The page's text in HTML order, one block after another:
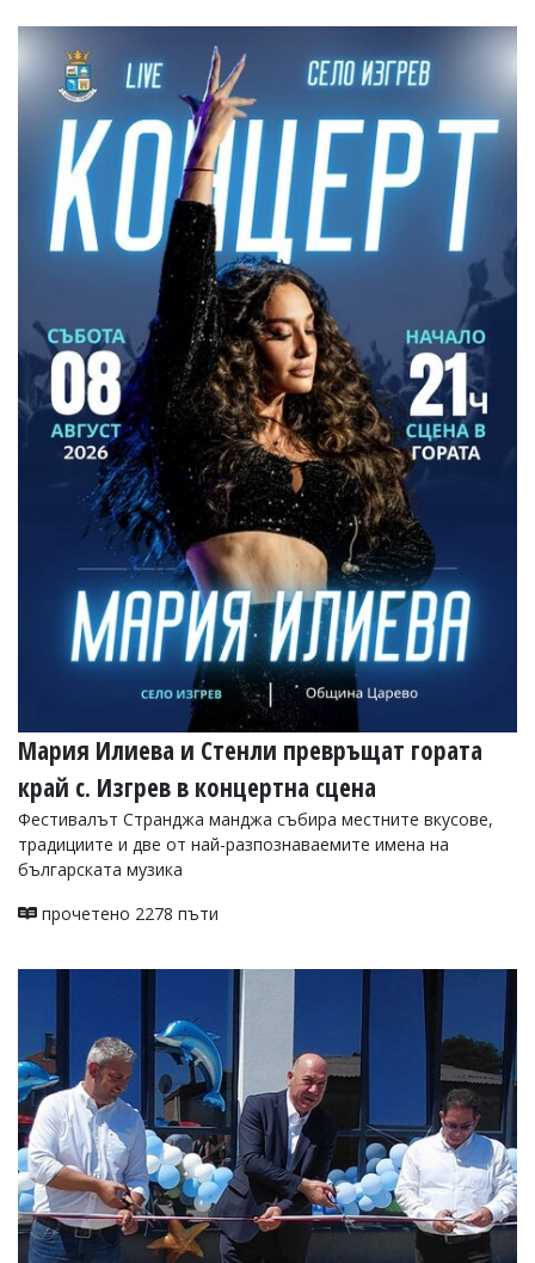
Мария Илиева и Стенли превръщат гората
край с. Изгрев в концертна сцена
Фестивалът Странджа манджа събира местните вкусове,
традициите и две от най-разпознаваемите имена на
българската музика
прочетено 2278 пъти